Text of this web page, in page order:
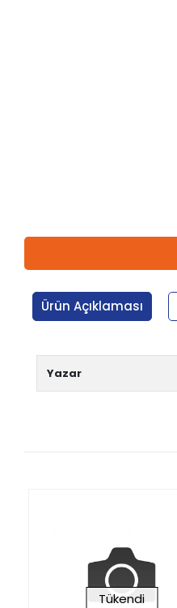
Ürün Açıklaması
Yazar
Tükendi